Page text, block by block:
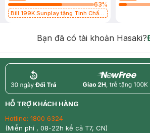
63%
Bill 199K Sunplay tặng Tinh Chất
Bạn đã có tài khoản Hasaki?
return nowfree
HỖ TRỢ KHÁCH HÀNG
Hotline: 1800 6324
(Miễn phí , 08-22h kể cả T7, CN)